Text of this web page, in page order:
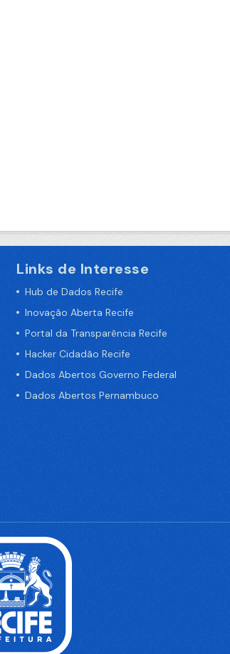
Links de Interesse
Hub de Dados Recife
Inovação Aberta Recife
Portal da Transparência Recife
Hacker Cidadão Recife
Dados Abertos Governo Federal
Dados Abertos Pernambuco